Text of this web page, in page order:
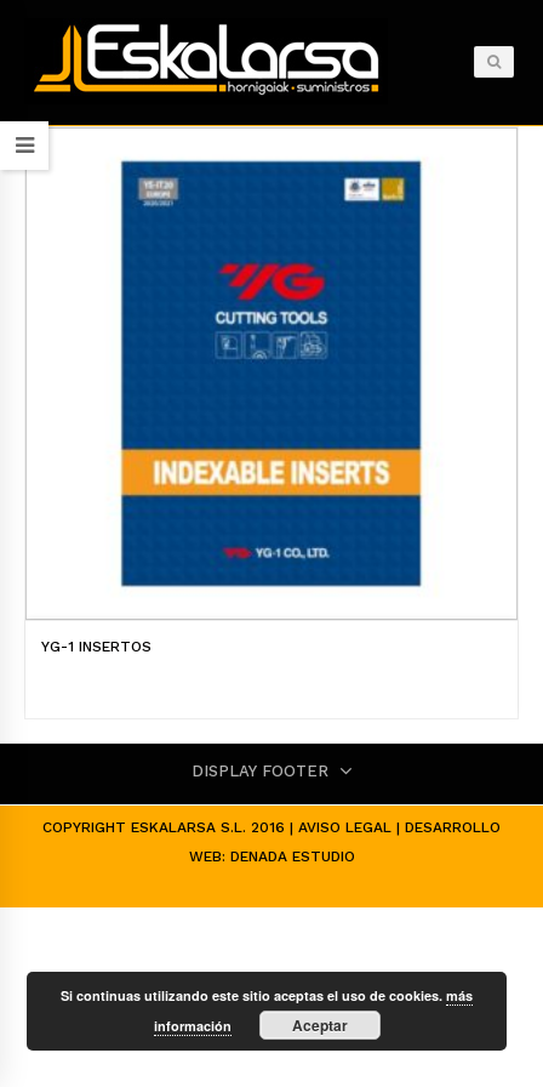
YG-1 INSERTOS
DISPLAY FOOTER
COPYRIGHT ESKALARSA S.L. 2016 | AVISO LEGAL | DESARROLLO
WEB: DENADA ESTUDIO
Si continuas utilizando este sitio aceptas el uso de cookies.más
información
Aceptar